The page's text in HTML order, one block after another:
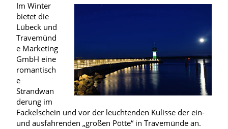
Im Winter
bietet die
Lübeck und
Travemünd
e Marketing
GmbH eine
romantisch
e
Strandwan
derung im
Fackelschein und vor der leuchtenden Kulisse der ein-
und ausfahrenden „großen Pötte“ in Travemünde an.